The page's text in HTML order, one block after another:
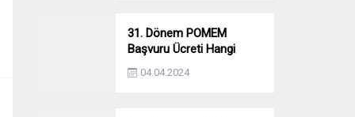
31. Dönem POMEM
Başvuru Ücreti Hangi
Bankaya Yatırılacak?
04.04.2024